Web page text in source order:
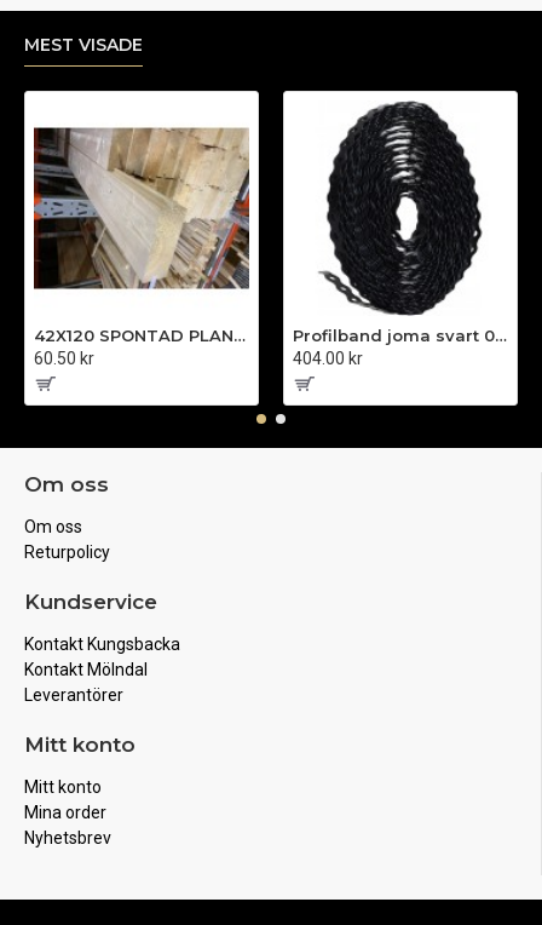
MEST VISADE
42X120 SPONTAD PLANK BOX SPONT L=
60.50 kr
Profilband joma svart 0,8x12x10000mm
404.00 kr
Om oss
Om oss
Returpolicy
Kundservice
Kontakt Kungsbacka
Kontakt Mölndal
Leverantörer
Mitt konto
Mitt konto
Mina order
Nyhetsbrev